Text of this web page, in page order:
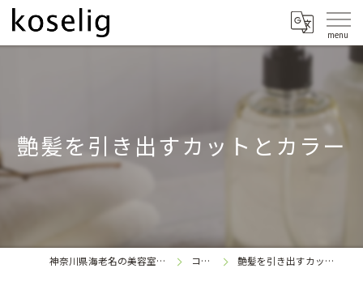
艶髪を引き出すカットとカラー
神奈川県海老名の美容室なら koselig
コラム 艶髪を引き出すカットとカラー